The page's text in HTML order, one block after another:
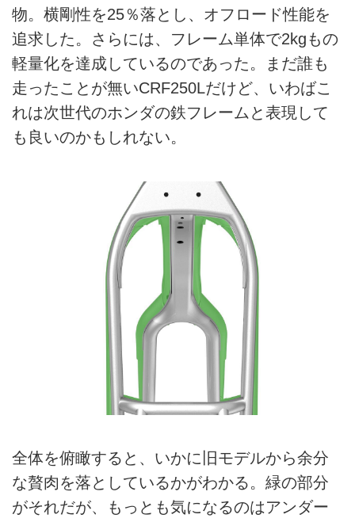
物。横剛性を25％落とし、オフロード性能を
追求した。さらには、フレーム単体で2kgもの
軽量化を達成しているのであった。まだ誰も
走ったことが無いCRF250Lだけど、いわばこ
れは次世代のホンダの鉄フレームと表現して
も良いのかもしれない。
全体を俯瞰すると、いかに旧モデルから余分
な贅肉を落としているかがわかる。緑の部分
がそれだが、もっとも気になるのはアンダー